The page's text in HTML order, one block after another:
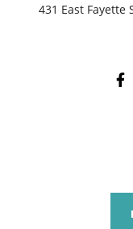
431 East Fayette